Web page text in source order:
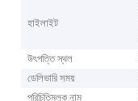
হাইলাইট
উৎপত্তি স্থল
ডেলিভারি সময়
পরিচিতিমুলক নাম